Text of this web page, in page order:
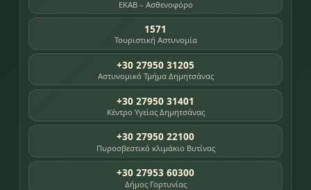
ΕΚΑΒ – Ασθενοφόρο
1571
Τουριστική Αστυνομία
+30 27950 31205
Αστυνομικό Τμήμα Δημητσάνας
+30 27950 31401
Κέντρο Υγείας Δημητσάνας
+30 27950 22100
Πυροσβεστικό κλιμάκιο Βυτίνας
+30 27953 60300
Δήμος Γορτυνίας